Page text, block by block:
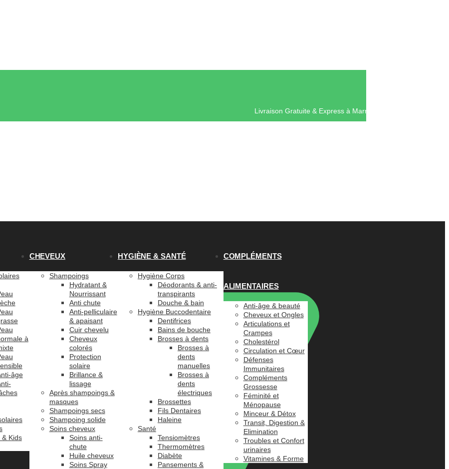
Livraison Gratuite & Express à
à
âge
Kids
CHEVEUX
Shampoings
Hydratant &
Nourrissant
Anti chute
Anti-pelliculaire
& apaisant
Cuir chevelu
Cheveux
colorés
Protection
solaire
Brillance &
lissage
Après shampoings &
masques
Shampoings secs
Shampoing solide
Soins cheveux
Soins anti-
chute
Huile cheveux
Soins Spray
HYGIÈNE & SANTÉ
Hygiène Corps
Déodorants & anti-
transpirants
Douche & bain
Hygiène Buccodentaire
Dentifrices
Bains de bouche
Brosses à dents
Brosses à
dents
manuelles
Brosses à
dents
électriques
Brossettes
Fils Dentaires
Haleine
Santé
Tensiomètres
Thermomètres
Diabète
Pansements &
COMPLÉMENTS
ALIMENTAIRES
Anti-âge & beauté
Cheveux et Ongles
Articulations et
Crampes
Cholestérol
Circulation et Cœur
Défenses
Immunitaires
Compléments
Grossesse
Féminité et
Ménopause
Minceur & Détox
Transit, Digestion &
Elimination
Troubles et Confort
urinaires
Vitamines & Forme